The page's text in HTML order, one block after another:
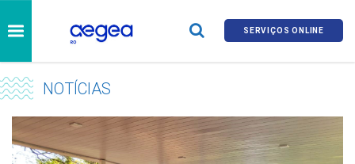
SERVIÇOS ONLINE
NOTÍCIAS